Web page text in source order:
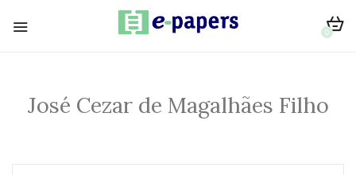
0
José Cezar de Magalhães Filho